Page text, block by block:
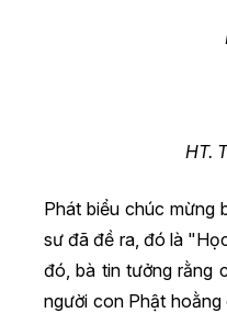
HT.
Phát biểu chúc mừng
sư đã đề ra, đó là
đó, bà tin tưởng rằng
người con Phật